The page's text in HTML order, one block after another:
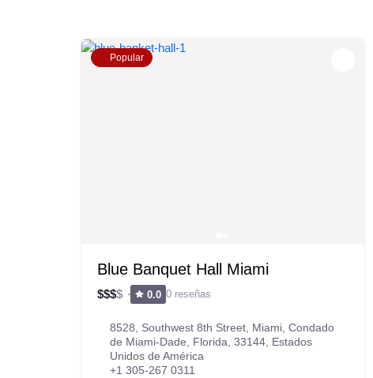
Popular
Blue Banquet Hall Miami
$$$$ 0.0 0 reseñas
8528, Southwest 8th Street, Miami, Condado
de Miami-Dade, Florida, 33144, Estados
Unidos de América
+1 305-267 0311